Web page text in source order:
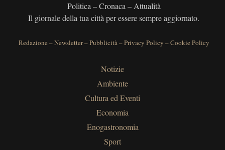
Politica – Cronaca – Attualità
Il giornale della tua città per essere sempre aggiornato.
Redazione –Newsletter–Pubblicità–Privacy Policy –Cookie Policy
Notizie
Ambiente
Cultura ed Eventi
Economia
Enogastronomia
Sport